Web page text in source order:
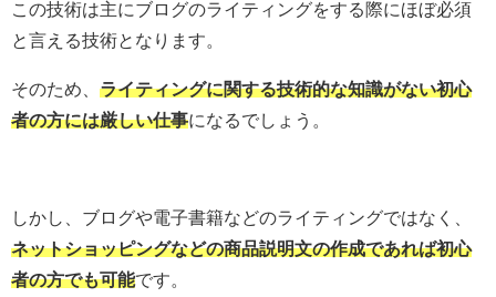
この技術は主にブログのライティングをする際にほぼ必須
と言える技術となります。
そのため、 ライティングに関する技術的な知識がない初心
者の方には厳しい仕事になるでしょう。
しかし、ブログや電子書籍などのライティングではなく、
ネットショッピングなどの商品説明文の作成であれば初心
者の方でも可能です。